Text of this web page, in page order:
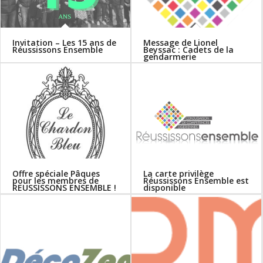
Invitation – Les 15 ans de
Réussissons Ensemble
Message de Lionel
Beyssac : Cadets de la
gendarmerie
Offre spéciale Pâques
pour les membres de
REUSSISSONS ENSEMBLE !
La carte privilège
Réussissons Ensemble est
disponible